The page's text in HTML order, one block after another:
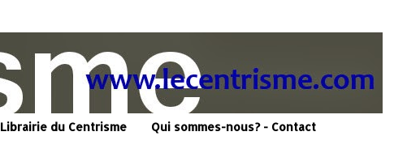
Librairie du Centrisme Qui sommes-nous? - Contact